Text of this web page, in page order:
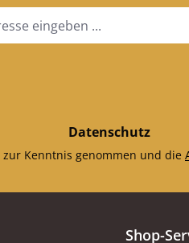
Datenschutz
zur Kenntnis genommen und die
Shop-